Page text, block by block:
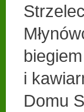
i
Domu